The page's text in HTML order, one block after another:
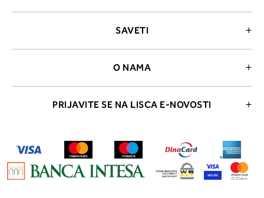
SAVETI
O NAMA
PRIJAVITE SE NA LISCA E-NOVOSTI